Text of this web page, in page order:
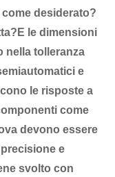
desiderato?
le dimensioni
nella tolleranza
e
le risposte a
come
devono essere
e
svolto con